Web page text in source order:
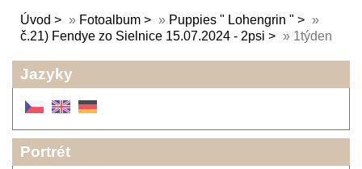
Úvod » Fotoalbum » Puppies " Lohengrin "
»
č.21) Fendye zo Sielnice 15.07.2024 - 2psi
» 1týden
Jazyky
Portrét